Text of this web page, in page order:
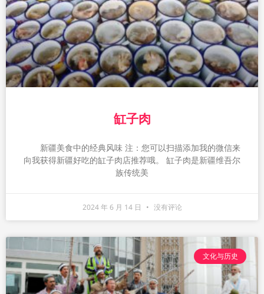
缸子肉
新疆美食中的经典风味 注：您可以扫描添加我的微信来
向我获得新疆好吃的缸子肉店推荐哦。 缸子肉是新疆维吾尔
族传统美
2024 年 6 月 14 日 没有评论
文化与历史